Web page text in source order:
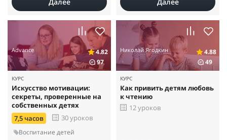
Advance
4.82
97
КУРС
Искусство мотивации:
секреты, проверенные на
собственных детях
7,5 часов
30 уроков
Воспитание детей
Николай Ягодкин
4.88
49
КУРС
Как привить детям любовь
к чтению
12 уроков